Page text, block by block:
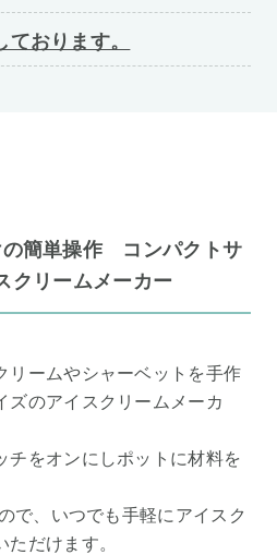
おります。
の簡単操作 コンパクトサ
クリームメーカー
リームやシャーベットを手作
ズのアイスクリームメーカ
チをオンにしポットに材料を
で、いつでも手軽にアイスク
ただけます。